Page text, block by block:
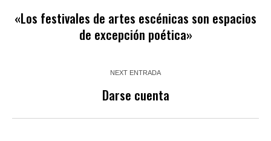
«Los festivales de artes escénicas son espacios
de excepción poética»
NEXT ENTRADA
Darse cuenta